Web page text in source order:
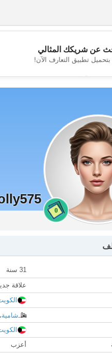
💕
عن شريكك المثالي
تطبيق التعارف الآن!
0
31 سنة
علاقة
شامية،
أعزب